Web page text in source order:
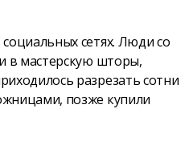
сетях. Люди со
в мастерскую шторы,
разрезать сотни
позже купили